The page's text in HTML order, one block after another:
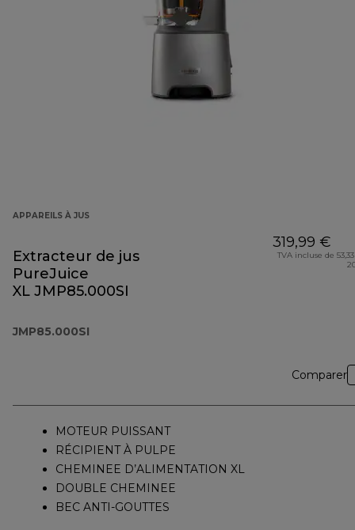
APPAREILS À JUS
Extracteur de jus
PureJuice
XL JMP85.000SI
JMP85.000SI
319,99 €
TVA incluse de
Comparer
MOTEUR PUISSANT
RÉCIPIENT À PULPE
CHEMINEE D’ALIMENTATION XL
DOUBLE CHEMINEE
BEC ANTI-GOUTTES